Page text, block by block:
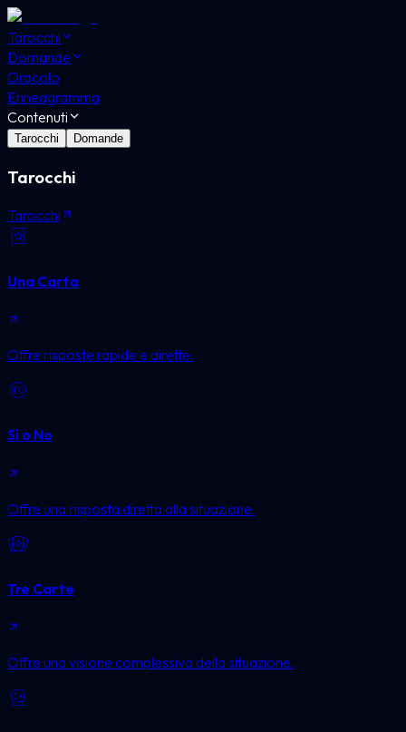
Tarocchi
Domande
Oracolo
Enneagramma
Contenuti
Tarocchi Domande
Tarocchi
Tarocchi
Una Carta
Offre risposte rapide e dirette.
Sì o No
Offre una risposta diretta alla situazione.
Tre Carte
Offre una visione complessiva della situazione.